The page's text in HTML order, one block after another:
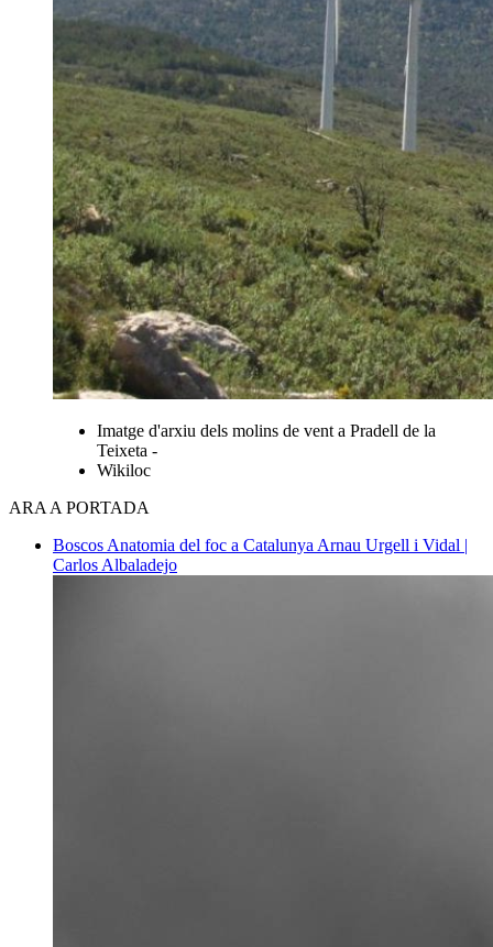
Imatge d'arxiu dels molins de vent a Pradell de la
Teixeta -
Wikiloc
ARA A PORTADA
Boscos Anatomia del foc a Catalunya Arnau Urgell i Vidal |
Carlos Albaladejo